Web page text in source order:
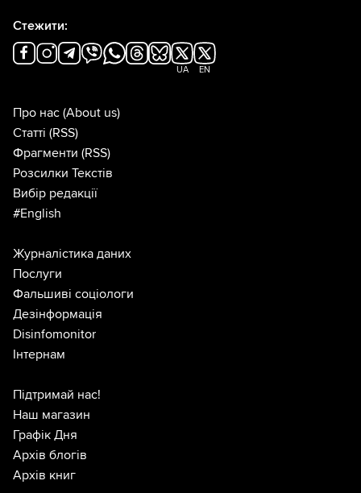
Стежити:
UA EN
Про нас (About us)
Статті (RSS)
Фрагменти (RSS)
Розсилки Текстів
Вибір редакції
#English
Журналістика даних
Послуги
Фальшиві соціологи
Дезінформація
Disinfomonitor
Інтернам
Підтримай нас!
Наш магазин
Графік Дня
Архів блогів
Архів книг